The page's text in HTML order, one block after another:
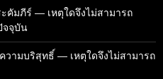
คัมภีร์ — เหตุใดจึงไม่สามารถ
จจุบัน
ามบริสุทธิ์ — เหตุใดจึงไม่สามารถ